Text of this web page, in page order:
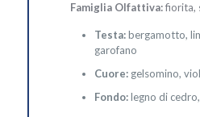
Famiglia Olfattiva:fiorita,
Testa:bergamotto,
garofano
Cuore: gelsomino,
Fondo:legno di